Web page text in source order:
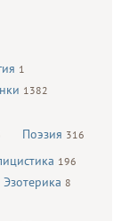
1
1382
Поэзия 316
196
Эзотерика 8